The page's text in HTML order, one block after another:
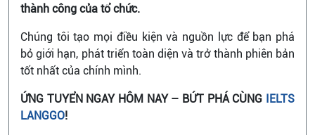
thành công của tổ chức.
Chúng tôi tạo mọi điều kiện và nguồn lực để bạn phá
bỏ giới hạn, phát triển toàn diện và trở thành phiên bản
tốt nhất của chính mình.
ỨNG TUYỂN NGAY HÔM NAY – BỨT PHÁ CÙNG IELTS
LANGGO!